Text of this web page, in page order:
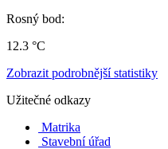
Rosný bod:
12.3 °C
Zobrazit podrobnější statistiky
Užitečné odkazy
Matrika
Stavební úřad